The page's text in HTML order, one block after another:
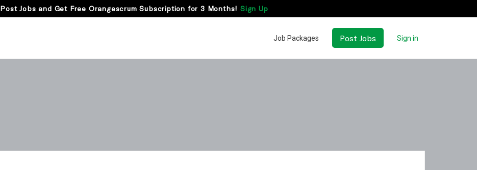
Post Jobs and Get Free Orangescrum Subscription for 3 Months! Sign Up
Job Packages Post Jobs Sign in